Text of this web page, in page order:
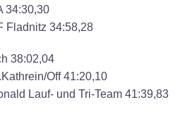
34:30,30
Fladnitz 34:58,28
38:02,04
Off 41:20,10
Lauf- und Tri-Team 41:39,83